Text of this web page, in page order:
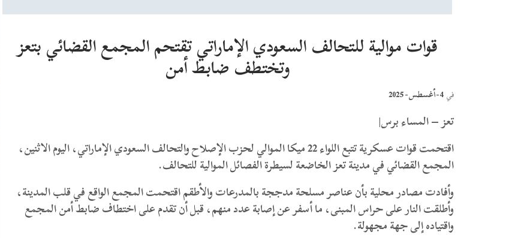
قوات موالية للتحالف السعودي الإماراتي تقتحم المجمع القضائي بتعز
وتختطف ضابط أمن
في 4-أغسطس- 2025
تعز – المساء برس|
اقتحمت قوات عسكرية تتبع اللواء 22 ميكا الموالي لحزب الإصلاح والتحالف السعودي الإماراتي، اليوم الاثنين،
المجمع القضائي في مدينة تعز الخاضعة لسيطرة الفصائل الموالية للتحالف.
وأفادت مصادر محلية بأن عناصر مسلحة مدججة بالمدرعات والأطقم اقتحمت المجمع الواقع في قلب المدينة،
وأطلقت النار على حراس المبنى، ما أسفر عن إصابة عدد منهم، قبل أن تقدم على اختطاف ضابط أمن المجمع
واقتياده إلى جهة مجهولة.